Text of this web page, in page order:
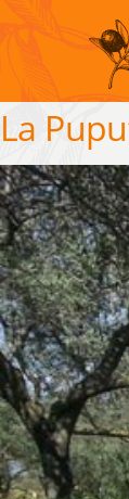
Skip to content
La